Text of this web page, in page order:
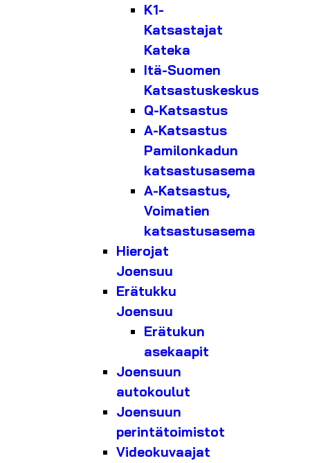
K1-
Katsastajat
Kateka
Itä-Suomen
Katsastuskeskus
Q-Katsastus
A-Katsastus
Pamilonkadun
katsastusasema
A-Katsastus,
Voimatien
katsastusasema
Hierojat
Joensuu
Erätukku
Joensuu
Erätukun
asekaapit
Joensuun
autokoulut
Joensuun
perintätoimistot
Videokuvaajat